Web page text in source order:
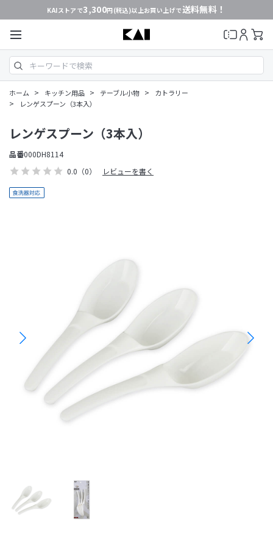
KAIストアで3,300円(税込)以上お買い上げで送料無料！
ホーム > キッチン用品 > テーブル小物 > カトラリー
> レンゲスプーン（3本入）
0.0 （0） レビューを書く
レンゲスプーン（3本入）
品番000DH8114